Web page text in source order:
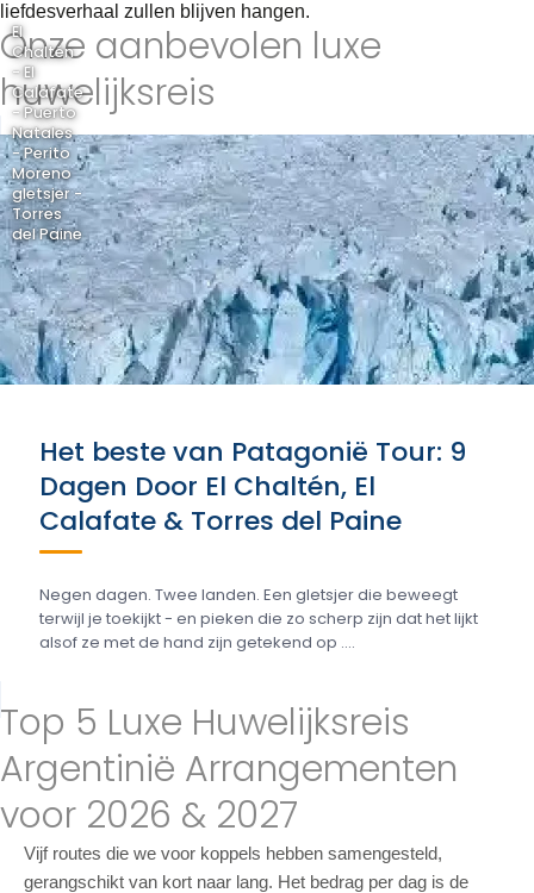
liefdesverhaal zullen blijven hangen.
Onze aanbevolen luxe
huwelijksreis
El
Chaltén
- El
Calafate
- Puerto
Natales
- Perito
Moreno
gletsjer -
Torres
del Paine
Het beste van Patagonië Tour: 9
Dagen Door El Chaltén, El
Calafate & Torres del Paine
Negen dagen. Twee landen. Een gletsjer die beweegt
terwijl je toekijkt - en pieken die zo scherp zijn dat het lijkt
alsof ze met de hand zijn getekend op ....
Top 5 Luxe Huwelijksreis
Argentinië Arrangementen
voor 2026 & 2027
Vijf routes die we voor koppels hebben samengesteld,
gerangschikt van kort naar lang. Het bedrag per dag is de